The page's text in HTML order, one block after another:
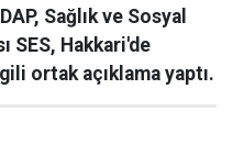
Sağlık ve Sosyal
SES, Hakkari'de
ortak açıklama yaptı.